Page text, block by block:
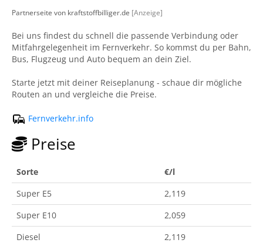
Partnerseite von kraftstoffbilliger.de [Anzeige]
Bei uns findest du schnell die passende Verbindung oder
Mitfahrgelegenheit im Fernverkehr. So kommst du per Bahn,
Bus, Flugzeug und Auto bequem an dein Ziel.
Starte jetzt mit deiner Reiseplanung - schaue dir mögliche
Routen an und vergleiche die Preise.
Fernverkehr.info
Preise
Sorte
€/l
Super E5
2,119
Super E10
2,059
Diesel
2,119